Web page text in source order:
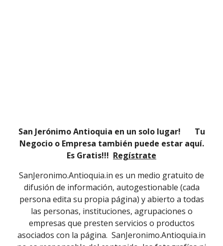
San Jerónimo Antioquia en un solo lugar! Tu
Negocio o Empresa también puede estar aquí.
Es Gratis!!! Regístrate
SanJeronimo.Antioquia.in es un medio gratuito de
difusión de información, autogestionable (cada
persona edita su propia página) y abierto a todas
las personas, instituciones, agrupaciones o
empresas que presten servicios o productos
asociados con la página. SanJeronimo.Antioquia.in